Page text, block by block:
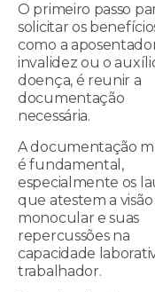
O primeiro passo
solicitar os
como a
invalidez ou o
doença, é reunir a
documentação
necessária.
A documentação
é fundamental,
especialmente os
que atestem a visão
monocular e suas
repercussões na
capacidade
trabalhador.